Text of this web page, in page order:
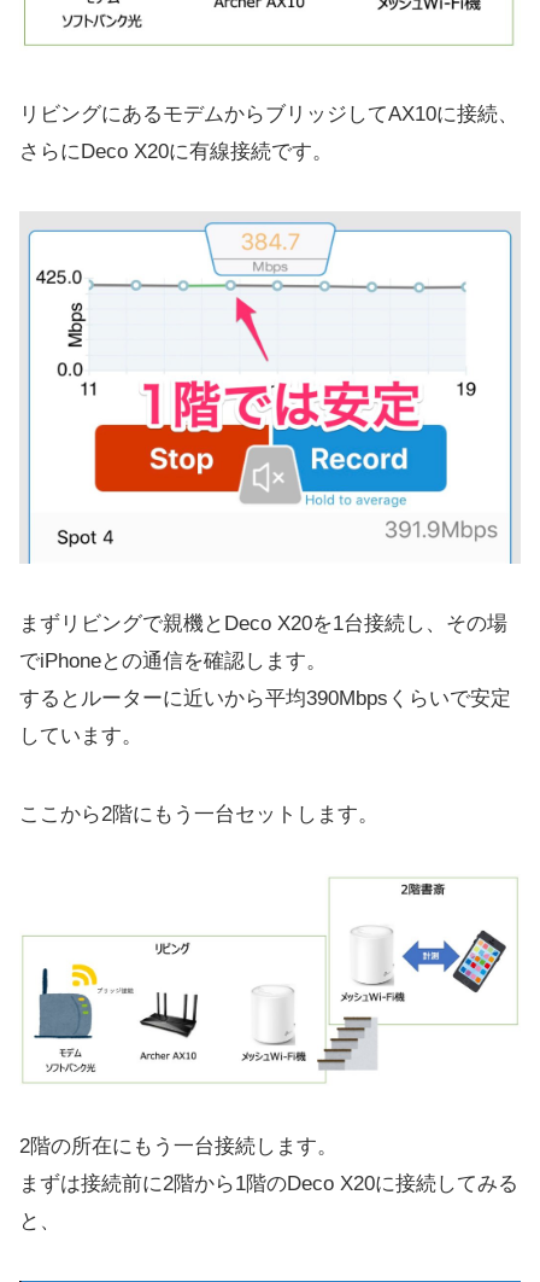
リビングにあるモデムからブリッジしてAX10に接続、
さらにDeco X20に有線接続です。
まずリビングで親機とDeco X20を1台接続し、その場
でiPhoneとの通信を確認します。
するとルーターに近いから平均390Mbpsくらいで安定
しています。
ここから2階にもう一台セットします。
2階の所在にもう一台接続します。
まずは接続前に2階から1階のDeco X20に接続してみる
と、